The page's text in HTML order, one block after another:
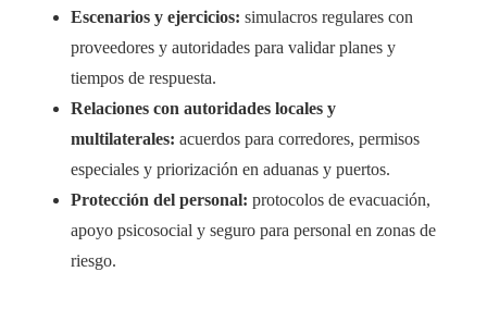
Escenarios y ejercicios: simulacros regulares con
proveedores y autoridades para validar planes y
tiempos de respuesta.
Relaciones con autoridades locales y
multilaterales: acuerdos para corredores, permisos
especiales y priorización en aduanas y puertos.
Protección del personal: protocolos de evacuación,
apoyo psicosocial y seguro para personal en zonas de
riesgo.